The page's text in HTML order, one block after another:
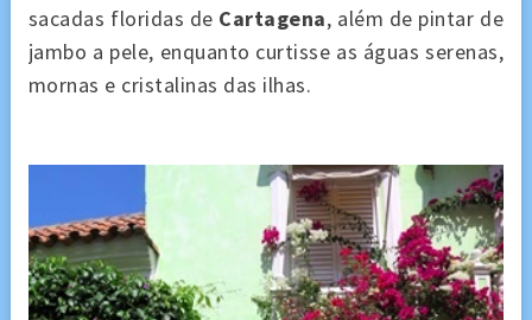
sacadas floridas de Cartagena, além de pintar de
jambo a pele, enquanto curtisse as águas serenas,
mornas e cristalinas das ilhas.